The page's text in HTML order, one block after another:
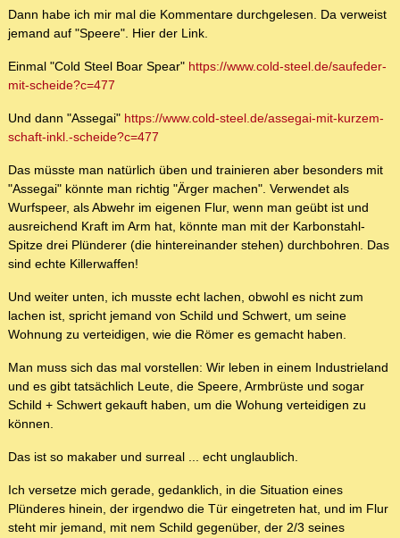
Dann habe ich mir mal die Kommentare durchgelesen. Da verweist
jemand auf "Speere". Hier der Link.
Einmal "Cold Steel Boar Spear" https://www.cold-steel.de/saufeder-
mit-scheide?c=477
Und dann "Assegai" https://www.cold-steel.de/assegai-mit-kurzem-
schaft-inkl.-scheide?c=477
Das müsste man natürlich üben und trainieren aber besonders mit
"Assegai" könnte man richtig "Ärger machen". Verwendet als
Wurfspeer, als Abwehr im eigenen Flur, wenn man geübt ist und
ausreichend Kraft im Arm hat, könnte man mit der Karbonstahl-
Spitze drei Plünderer (die hintereinander stehen) durchbohren. Das
sind echte Killerwaffen!
Und weiter unten, ich musste echt lachen, obwohl es nicht zum
lachen ist, spricht jemand von Schild und Schwert, um seine
Wohnung zu verteidigen, wie die Römer es gemacht haben.
Man muss sich das mal vorstellen: Wir leben in einem Industrieland
und es gibt tatsächlich Leute, die Speere, Armbrüste und sogar
Schild + Schwert gekauft haben, um die Wohung verteidigen zu
können.
Das ist so makaber und surreal ... echt unglaublich.
Ich versetze mich gerade, gedanklich, in die Situation eines
Plünderes hinein, der irgendwo die Tür eingetreten hat, und im Flur
steht mir jemand, mit nem Schild gegenüber, der 2/3 seines